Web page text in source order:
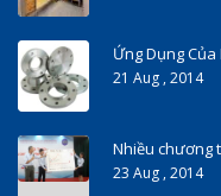
Ứng Dụng
21 Aug , 2014
Nhiều chương
23 Aug , 2014